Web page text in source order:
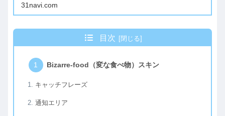
31navi.com
目次
Bizarre-food（変な食べ物）スキン
キャッチフレーズ
通知エリア